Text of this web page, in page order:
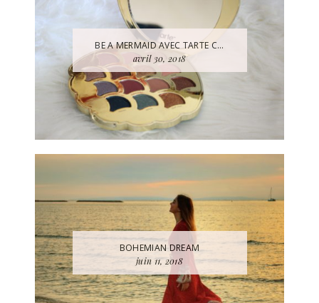
BE A MERMAID AVEC TARTE C...
avril 30, 2018
BOHEMIAN DREAM
juin 11, 2018